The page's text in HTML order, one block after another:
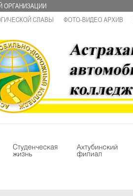
ОРГАНИЗАЦИИ
СЛАВЫ ФОТО-ВИДЕО АРХИВ
Студенческая
жизнь
Ахтубинский
филиал